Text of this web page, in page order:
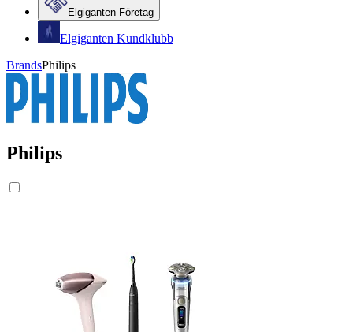
Elgiganten Företag
Elgiganten Kundklubb
BrandsPhilips
Philips